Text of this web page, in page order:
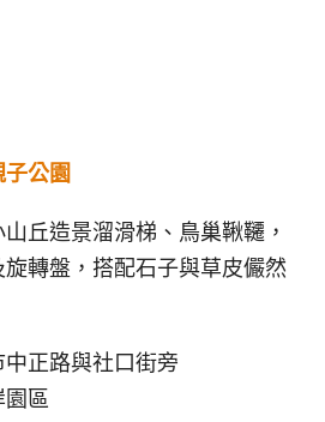
公園
丘造景溜滑梯、鳥巢鞦韆，
轉盤，搭配石子與草皮儼然
正路與社口街旁
區